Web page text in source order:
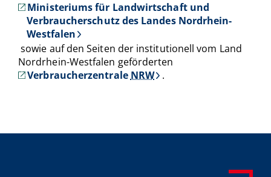
Ministeriums für Landwirtschaft und
Verbraucherschutz des Landes Nordrhein-
Westfalen
sowie auf den Seiten der institutionell vom Land
Nordrhein-Westfalen geförderten
Verbraucherzentrale NRW .